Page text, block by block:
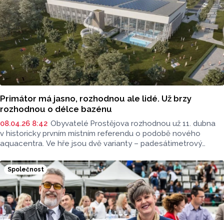
Primátor má jasno, rozhodnou ale lidé. Už brzy
rozhodnou o délce bazénu
08.04.26 8:42 Obyvatelé Prostějova rozhodnou už 11. dubna
v historicky prvním místním referendu o podobě nového
aquacentra. Ve hře jsou dvě varianty – padesátimetrový
V rozhovoru pro Radio Haná o tom mluvil prostějovský
primátor František Jura (ANO).
Společnost